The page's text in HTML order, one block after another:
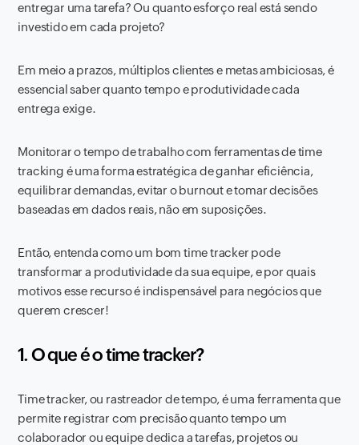
entregar uma tarefa? Ou quanto esforço real está sendo
investido em cada projeto?
Em meio a prazos, múltiplos clientes e metas ambiciosas, é
essencial saber quanto tempo e produtividade cada
entrega exige.
Monitorar o tempo de trabalho com ferramentas de time
tracking é uma forma estratégica de ganhar eficiência,
equilibrar demandas, evitar o burnout e tomar decisões
baseadas em dados reais, não em suposições.
Então, entenda como um bom time tracker pode
transformar a produtividade da sua equipe, e por quais
motivos esse recurso é indispensável para negócios que
querem crescer!
1. O que é o time tracker?
Time tracker, ou rastreador de tempo, é uma ferramenta que
permite registrar com precisão quanto tempo um
colaborador ou equipe dedica a tarefas, projetos ou